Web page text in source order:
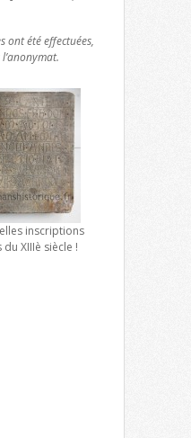
ont été effectuées,
inscriptions
XIIIè siècle !